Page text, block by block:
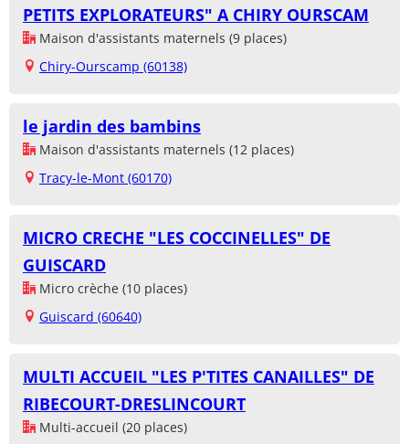
PETITS EXPLORATEURS" A CHIRY OURSCAM
Maison d'assistants maternels (9 places)
Chiry-Ourscamp (60138)
le jardin des bambins
Maison d'assistants maternels (12 places)
Tracy-le-Mont (60170)
MICRO CRECHE "LES COCCINELLES" DE
GUISCARD
Micro crèche (10 places)
Guiscard (60640)
MULTI ACCUEIL "LES P'TITES CANAILLES" DE
RIBECOURT-DRESLINCOURT
Multi-accueil (20 places)